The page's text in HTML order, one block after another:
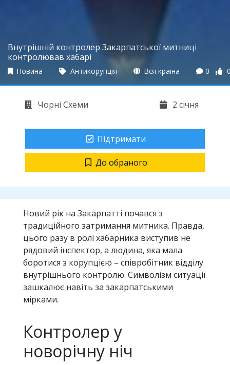
Внутрішній контролер Закарпатської митниці
контролював хабарі
Новина Антикорупція Вся країна 0
Чорні Схеми 2 січня
Підтримати
До обраного
Новий рік на Закарпатті почався з
традиційного затримання митника. Правда,
цього разу в ролі хабарника виступив не
рядовий інспектор, а людина, яка мала
боротися з корупцією – співробітник відділу
внутрішнього контролю. Символізм ситуації
зашкалює навіть за закарпатськими
мірками.
Контролер у
новорічну ніч